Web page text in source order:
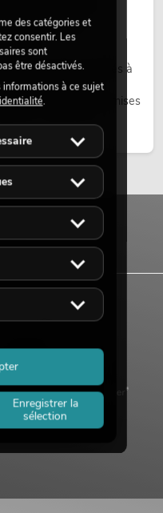
aux
motorisés destinés à
utilisées lors de
en plein air, de mises
extérieures
des catégories et
consentir. Les
sont
être désactivés.
à ce sujet
.
Enregistrer la
sélection